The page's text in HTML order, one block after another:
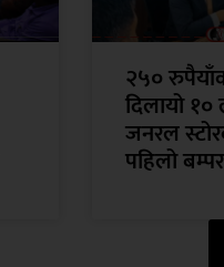
२५०
दिलायो
जनरल
पहिलो